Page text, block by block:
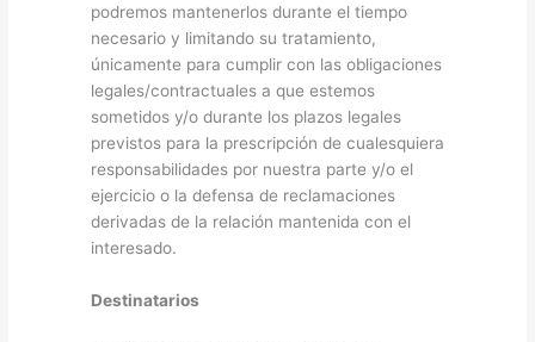
podremos mantenerlos durante el tiempo
necesario y limitando su tratamiento,
únicamente para cumplir con las obligaciones
legales/contractuales a que estemos
sometidos y/o durante los plazos legales
previstos para la prescripción de cualesquiera
responsabilidades por nuestra parte y/o el
ejercicio o la defensa de reclamaciones
derivadas de la relación mantenida con el
interesado.
Destinatarios